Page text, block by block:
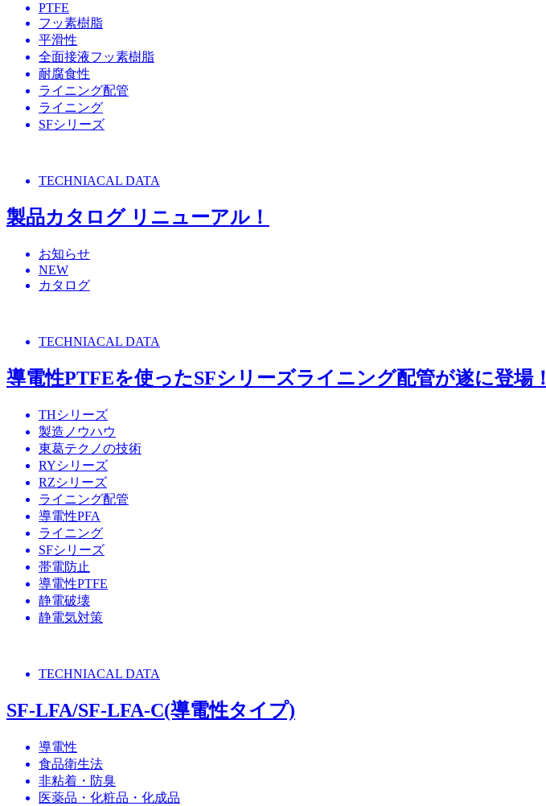
PTFE
フッ素樹脂
平滑性
全面接液フッ素樹脂
耐腐食性
ライニング配管
ライニング
SFシリーズ
TECHNIACAL DATA
製品カタログ リニューアル！
お知らせ
NEW
カタログ
TECHNIACAL DATA
導電性PTFEを使ったSFシリーズライニング配管が遂に登場！
THシリーズ
製造ノウハウ
東葛テクノの技術
RYシリーズ
RZシリーズ
ライニング配管
導電性PFA
ライニング
SFシリーズ
帯電防止
導電性PTFE
静電破壊
静電気対策
TECHNIACAL DATA
SF-LFA/SF-LFA-C(導電性タイプ)
導電性
食品衛生法
非粘着・防臭
医薬品・化粧品・化成品